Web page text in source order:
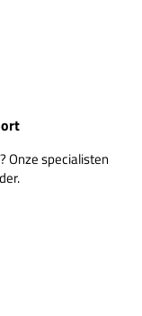
Onze specialisten